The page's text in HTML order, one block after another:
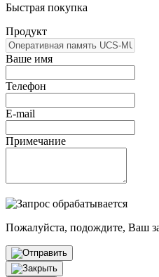
Быстрая покупка
Продукт
Ваше имя
Телефон
E-mail
Примечание
Пожалуйста, подождите, Ваш